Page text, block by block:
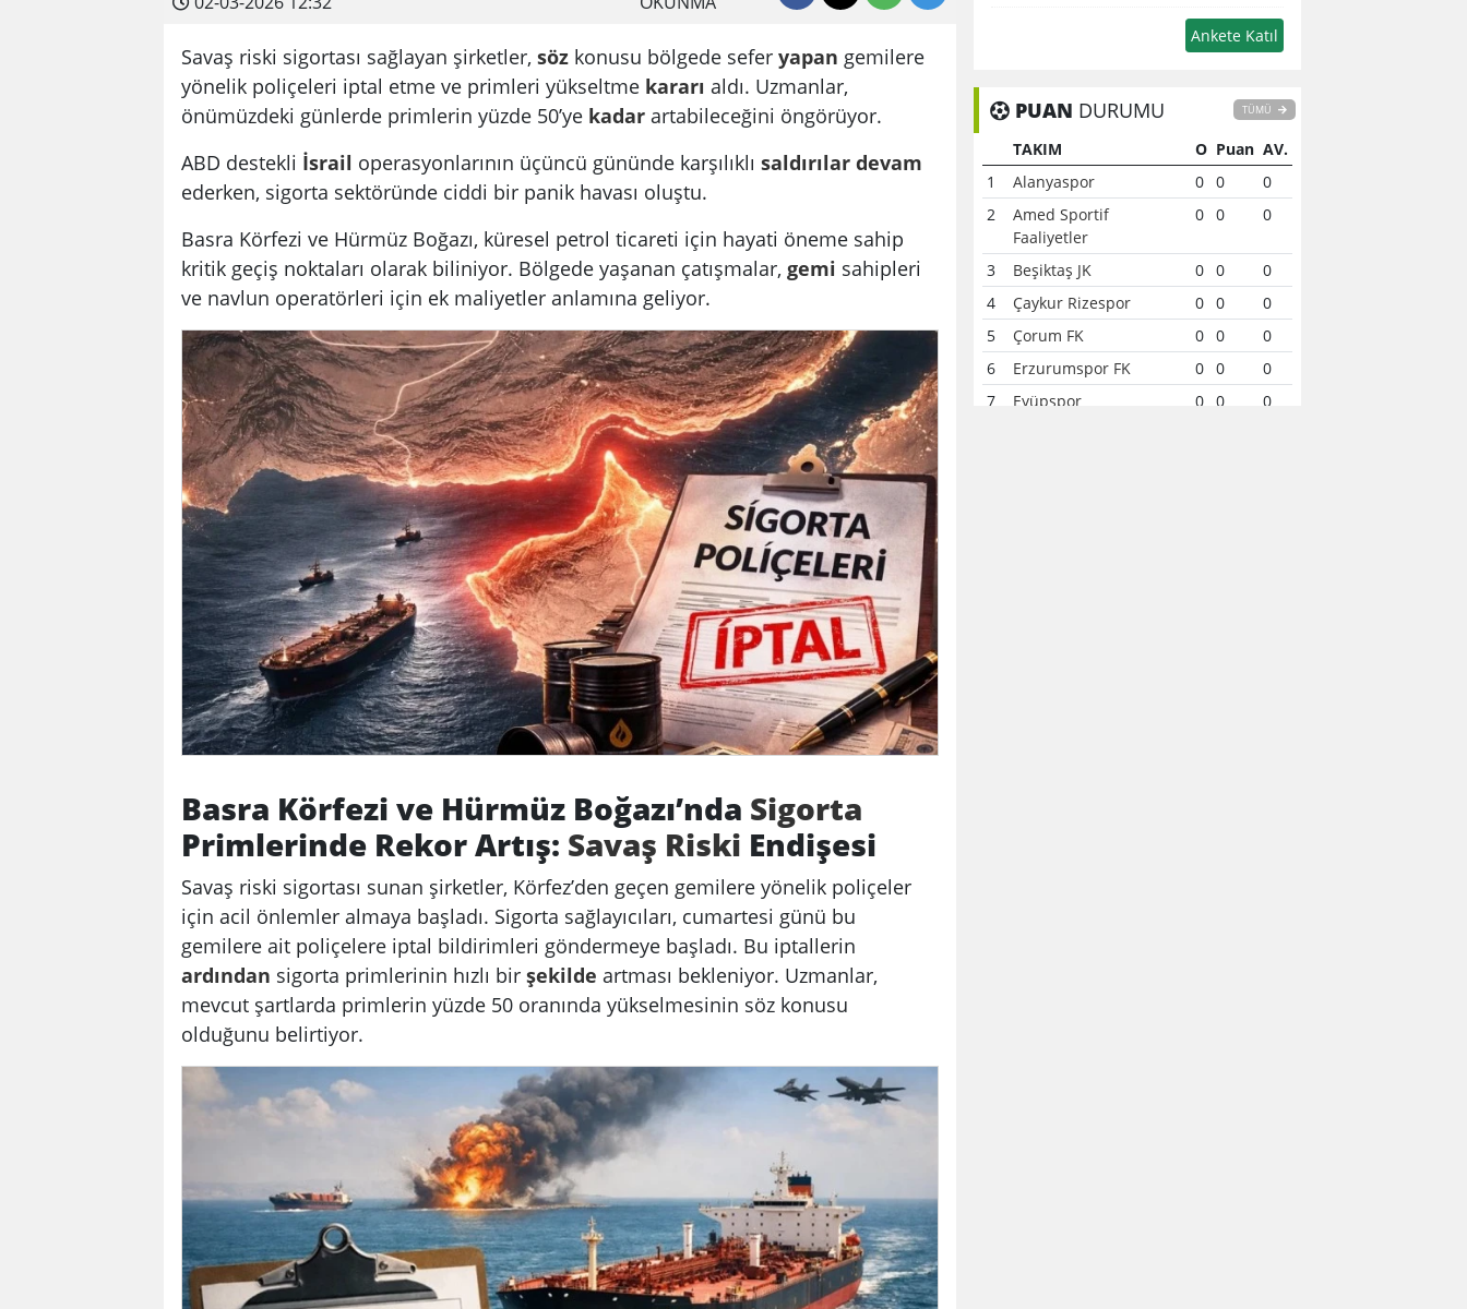
Savaş riski sigortası sağlayan şirketler, söz konusu bölgede sefer yapan gemilere
yönelik poliçeleri iptal etme ve primleri yükseltme kararı aldı. Uzmanlar,
önümüzdeki günlerde primlerin yüzde 50’ye kadar artabileceğini öngörüyor.
ABD destekli İsrail operasyonlarının üçüncü gününde karşılıklı saldırılar devam
ederken, sigorta sektöründe ciddi bir panik havası oluştu.
Basra Körfezi ve Hürmüz Boğazı, küresel petrol ticareti için hayati öneme sahip
kritik geçiş noktaları olarak biliniyor. Bölgede yaşanan çatışmalar, gemi sahipleri
ve navlun operatörleri için ek maliyetler anlamına geliyor.
Basra Körfezi ve Hürmüz Boğazı’nda Sigorta
Primlerinde Rekor Artış: Savaş Riski Endişesi
Savaş riski sigortası sunan şirketler, Körfez’den geçen gemilere yönelik poliçeler
için acil önlemler almaya başladı. Sigorta sağlayıcıları, cumartesi günü bu
gemilere ait poliçelere iptal bildirimleri göndermeye başladı. Bu iptallerin
ardından sigorta primlerinin hızlı bir şekilde artması bekleniyor. Uzmanlar,
mevcut şartlarda primlerin yüzde 50 oranında yükselmesinin söz konusu
olduğunu belirtiyor.
PUAN DURUMU TÜMÜ
TAKIM O Puan AV.
1
Alanyaspor 0 0
0
2
Amed Sportif
Faaliyetler
0 0 0
3 Beşiktaş JK 0 0
0
4
Çaykur Rizespor 0 0
0
5
Çorum FK 0 0
0
6
Erzurumspor FK 0 0
0
7
Eyüpspor 0 0
0